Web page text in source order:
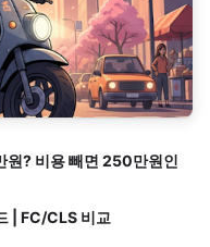
? 비용 빼면 250만원인
| FC/CLS 비교